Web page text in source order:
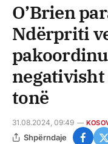
O’Brien
Ndërpriti
tonë
31.08.2024, 09:49
Shpërndaje